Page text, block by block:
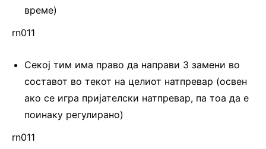
време)
rn011
Секој тим има право да направи 3 замени во
составот во текот на целиот натпревар (освен
ако се игра пријателски натпревар, па тоа да е
поинаку регулирано)
rn011